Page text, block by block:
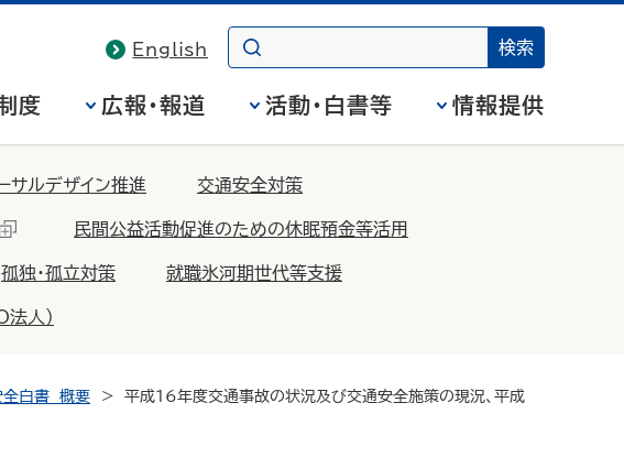
English
度 広報・報道 活動・白書等 情報提供
サルデザイン推進 交通安全対策
民間公益活動促進のための休眠預金等活用
孤独・孤立対策 就職氷河期世代等支援
人）
白書 概要
平成16年度交通事故の状況及び交通安全施策の現況、平成